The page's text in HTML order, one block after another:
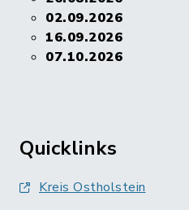
02.09.2026
16.09.2026
07.10.2026
Quicklinks
Kreis Ostholstein